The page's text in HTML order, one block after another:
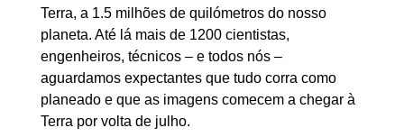
Terra, a 1.5 milhões de quilómetros do nosso
planeta. Até lá mais de 1200 cientistas,
engenheiros, técnicos – e todos nós –
aguardamos expectantes que tudo corra como
planeado e que as imagens comecem a chegar à
Terra por volta de julho.